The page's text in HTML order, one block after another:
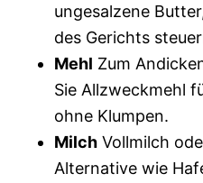
ungesalzene
des Gerichts
Mehl Zum
Sie Allzweckmehl
ohne Klumpen.
Milch Vollmilch
Alternative wie